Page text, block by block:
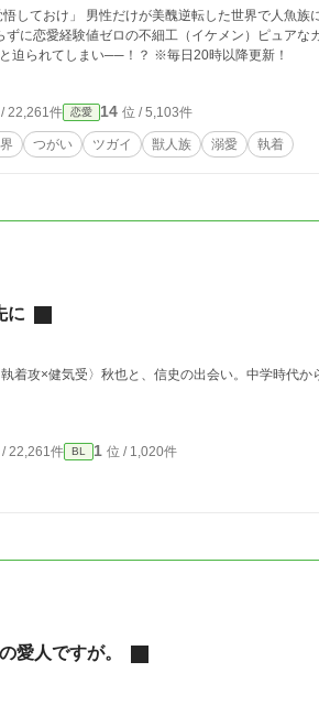
しておけ」 男性だけが美醜逆転した世界で人魚族
に恋愛経験値ゼロの不細工（イケメン）ピュアな
迫られてしまい──！？ ※毎日20時以降更新！
22,261件 恋愛 14 位 / 5,103件
つがい ツガイ 獣人族 溺愛 執着
に
執着攻×健気受〉秋也と、信史の出会い。中学時代
/ 22,261件 BL 1 位 / 1,020件
愛人ですが。